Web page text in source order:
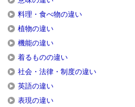
料理・食べ物の違い
植物の違い
機能の違い
着るものの違い
社会・法律・制度の違い
英語の違い
表現の違い